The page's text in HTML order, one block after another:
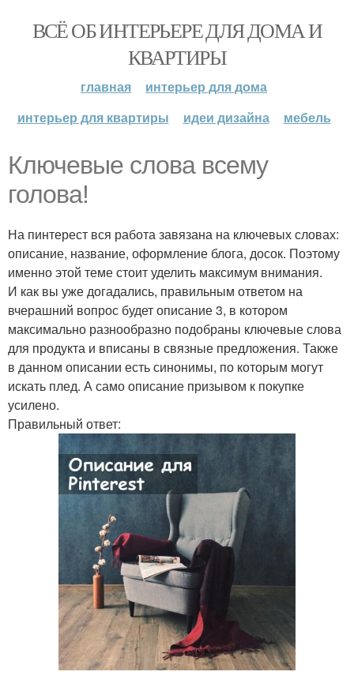
ВСЁ ОБ ИНТЕРЬЕРЕ ДЛЯ ДОМА И
КВАРТИРЫ
главная
интерьер для дома
интерьер для квартиры
идеи дизайна мебель
Ключевые слова всему
голова!
На пинтерест вся работа завязана на ключевых словах:
описание, название, оформление блога, досок. Поэтому
именно этой теме стоит уделить максимум внимания.
И как вы уже догадались, правильным ответом на
вчерашний вопрос будет описание 3, в котором
максимально разнообразно подобраны ключевые слова
для продукта и вписаны в связные предложения. Также
в данном описании есть синонимы, по которым могут
искать плед. А само описание призывом к покупке
усилено.
Правильный ответ: